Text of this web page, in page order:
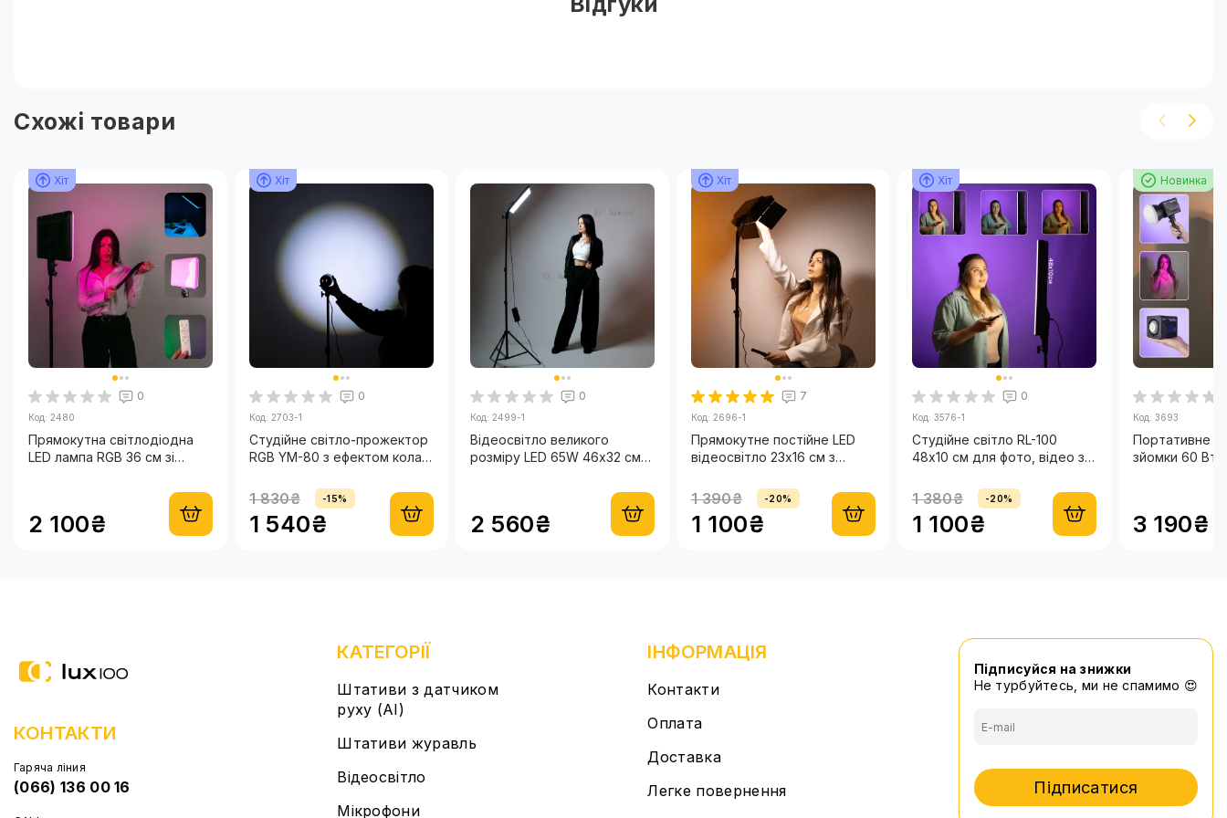
Схожі товари
Хіт
0
Код: 2480
Прямокутна світлодіодна
LED лампа RGB 36 см зі
2 100₴
Хіт
0
Код: 2703-1
Студійне світло-прожектор
RGB YM-80 з ефектом кола +
1 830₴ -15%
1 540₴
0
Код: 2499-1
Відеосвітло великого
розміру LED 65W 46х32 см
на корпусі на штативі 2,1
2 560₴
Хіт
7
Код: 2696-1
Прямокутне постійне LED
відеосвітло 23х16 см з
штатив 2.1м
1 390₴ -20%
1 100₴
Хіт
0
Код: 3576-1
Студійне світло RL-100
48х10 см для фото, відео з
штативом 2,1 метр
1 380₴ -20%
1 100₴
Новинка
Код: 3693
Портативне
зйомки 60 Вт
3 190₴
КОНТАКТИ
Гаряча ліния
(066) 136 00 16
КАТЕГОРІЇ
Штативи з датчиком
руху (AI)
Штативи журавль
Відеосвітло
Мікрофони
ІНФОРМАЦІЯ
Контакти
Оплата
Доставка
Легке повернення
Підписуйся на знижки
Не турбуйтесь, ми не спамимо 😍
Підписатися